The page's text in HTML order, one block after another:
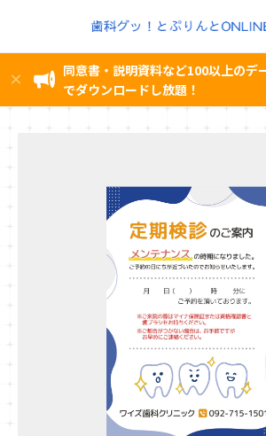
同意書・説明資料など100以上のデ
でダウンロードし放題！